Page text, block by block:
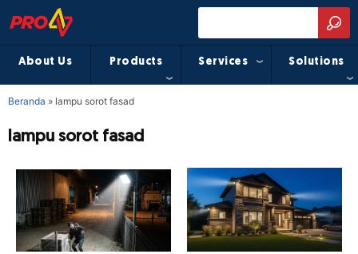
About Us Products Services Solutions
Beranda » lampu sorot fasad
lampu sorot fasad